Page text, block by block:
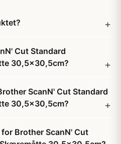
Cut Standard
30,5x30,5cm?
ScanN' Cut Standard
30,5x30,5cm?
Brother ScanN' Cut